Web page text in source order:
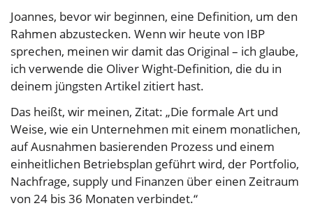
Joannes, bevor wir beginnen, eine Definition, um den
Rahmen abzustecken. Wenn wir heute von IBP
sprechen, meinen wir damit das Original – ich glaube,
ich verwende die Oliver Wight-Definition, die du in
deinem jüngsten Artikel zitiert hast.
Das heißt, wir meinen, Zitat: „Die formale Art und
Weise, wie ein Unternehmen mit einem monatlichen,
auf Ausnahmen basierenden Prozess und einem
einheitlichen Betriebsplan geführt wird, der Portfolio,
Nachfrage, supply und Finanzen über einen Zeitraum
von 24 bis 36 Monaten verbindet.“